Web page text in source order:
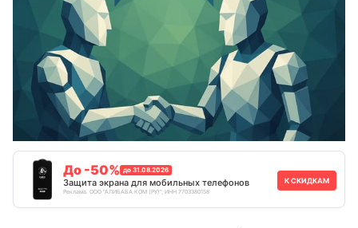
До -50% до 31.08.2026
Защита экрана для мобильных телефонов
Реклама. ООО "АЛИБАБА.КОМ (РУ)", ИНН 7703380158
К СКИДКАМ